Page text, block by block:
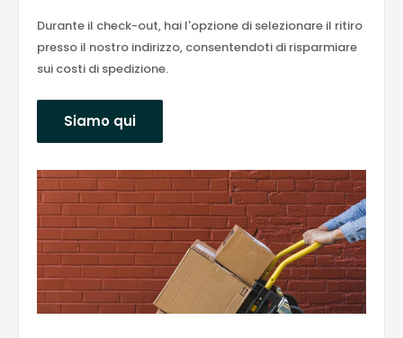
Durante il check-out, hai l'opzione di selezionare il ritiro
presso il nostro indirizzo, consentendoti di risparmiare
sui costi di spedizione.
Siamo qui